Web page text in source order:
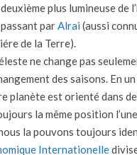
plus lumineuse de
passant parAlrai (aussi
de la Terre).
ne change pas
des saisons. En
planète est orienté dans
la même position
la pouvons toujours
Internationelle